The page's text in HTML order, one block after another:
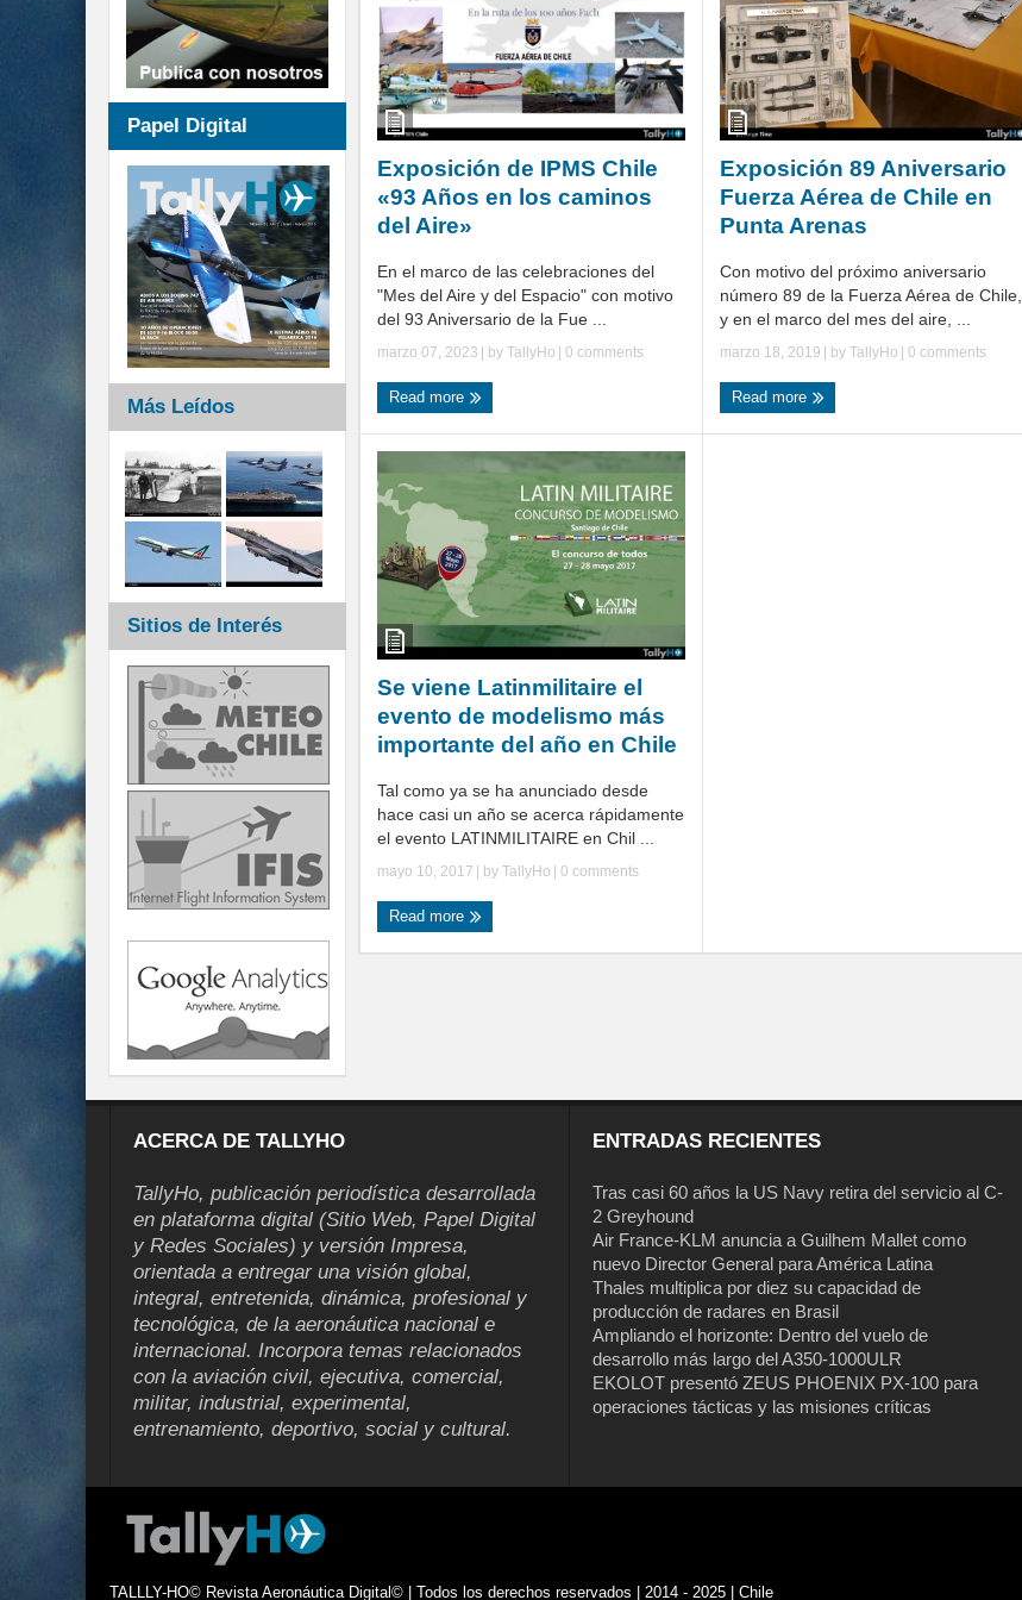
Exposición de IPMS Chile
«93 Años en los caminos
del Aire»
En el marco de las celebraciones del
"Mes del Aire y del Espacio" con motivo
del 93 Aniversario de la Fue ...
marzo 07, 2023 | by TallyHo 0 comments
Read more
Exposición 89 Aniversario
Fuerza Aérea de Chile en
Punta Arenas
Con motivo del próximo aniversario
número 89 de la Fuerza Aérea de Chile,
y en el marco del mes del aire, ...
marzo 18, 2019 | by TallyHo 0 comments
Read more
Se viene Latinmilitaire el
evento de modelismo más
importante del año en Chile
Tal como ya se ha anunciado desde
hace casi un año se acerca rápidamente
el evento LATINMILITAIRE en Chil ...
mayo 10, 2017 | by TallyHo | 0 comments
Read more
Papel Digital
Más Leídos
Sitios de Interés
ACERCA DE TALLYHO
TallyHo, publicación periodística desarrollada
en plataforma digital (Sitio Web, Papel Digital
y Redes Sociales) y versión Impresa,
orientada a entregar una visión global,
integral, entretenida, dinámica, profesional y
tecnológica, de la aeronáutica nacional e
internacional. Incorpora temas relacionados
con la aviación civil, ejecutiva, comercial,
militar, industrial, experimental,
entrenamiento, deportivo, social y cultural.
ENTRADAS RECIENTES
Tras casi 60 años la US Navy retira del servicio al C-
2 Greyhound
Air France-KLM anuncia a Guilhem Mallet como
nuevo Director General para América Latina
Thales multiplica por diez su capacidad de
producción de radares en Brasil
Ampliando el horizonte: Dentro del vuelo de
desarrollo más largo del A350-1000ULR
EKOLOT presentó ZEUS PHOENIX PX-100 para
operaciones tácticas y las misiones críticas
TALLLY-HO© Revista Aeronáutica Digital© | Todos los derechos reservados | 2014 - 2025 | Chile